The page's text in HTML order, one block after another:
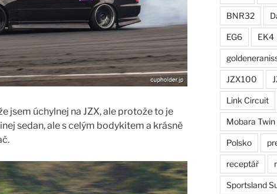
jsem úchylnej na JZX, ale protože to je
sedan, ale s celým bodykitem a krásně
BNR32
EG6 EK4
JZX100
Link Circuit
Mobara Twin
Polsko
receptář
Sportsland